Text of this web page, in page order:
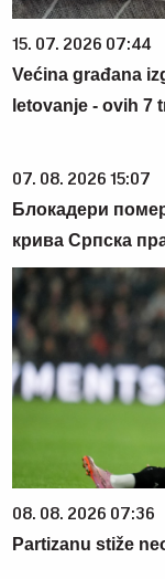
15. 07. 2026 07:44
Većina građana
letovanje - ovih 7
07. 08. 2026 15:07
Блокадери
крива Српска
08. 08. 2026 07:36
Partizanu stiže